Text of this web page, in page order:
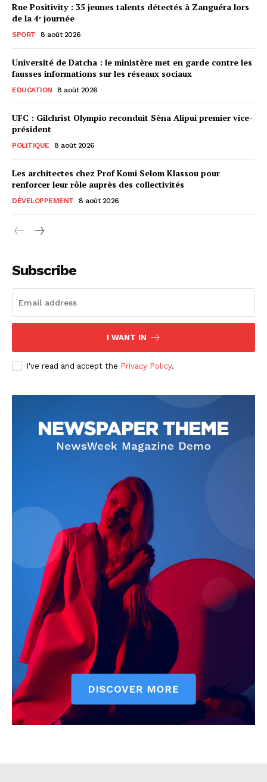
Rue Positivity : 35 jeunes talents détectés à Zanguéra lors
de la 4ᵉ journée
SPORT 8 août 2026
Université de Datcha : le ministère met en garde contre les
fausses informations sur les réseaux sociaux
EDUCATION 8 août 2026
UFC : Gilchrist Olympio reconduit Sèna Alipui premier vice-
président
POLITIQUE 8 août 2026
Les architectes chez Prof Komi Selom Klassou pour
renforcer leur rôle auprès des collectivités
DÉVELOPPEMENT 8 août 2026
Subscribe
I WANT IN
I've read and accept the Privacy Policy.